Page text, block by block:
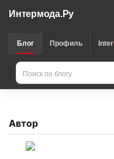
Интермода.Ру
Блог Профиль Inter
Автор